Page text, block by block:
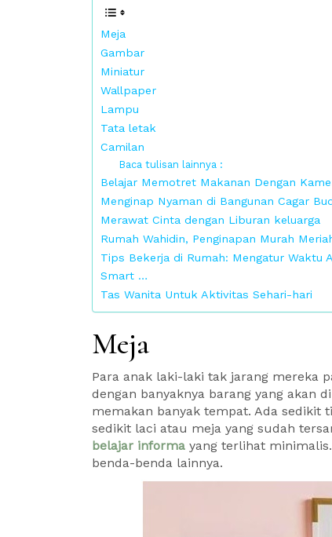
Meja
Gambar
Miniatur
Wallpaper
Lampu
Tata letak
Camilan
Baca tulisan lainnya :
Belajar Memotret Makanan Dengan
Menginap Nyaman di Bangunan Cagar
Merawat Cinta dengan Liburan keluarga
Rumah Wahidin, Penginapan Murah
Tips Bekerja di Rumah: Mengatur Waktu
Smart …
Tas Wanita Untuk Aktivitas Sehari-hari
Meja
Para anak laki-laki tak jarang mereka
dengan banyaknya barang yang akan
memakan banyak tempat. Ada
sedikit laci atau meja yang sudah
belajar informa yang terlihat
benda-benda lainnya.